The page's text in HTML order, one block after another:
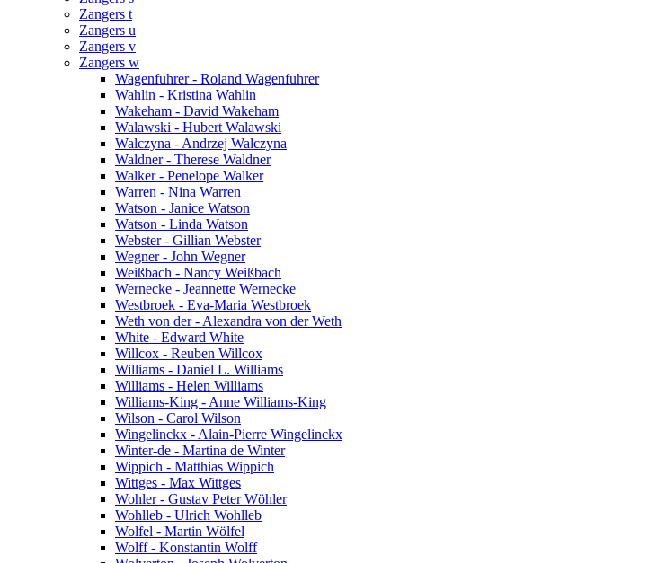
Zangers t
Zangers u
Zangers v
Zangers w
Wagenfuhrer - Roland Wagenfuhrer
Wahlin - Kristina Wahlin
Wakeham - David Wakeham
Walawski - Hubert Walawski
Walczyna - Andrzej Walczyna
Waldner - Therese Waldner
Walker - Penelope Walker
Warren - Nina Warren
Watson - Janice Watson
Watson - Linda Watson
Webster - Gillian Webster
Wegner - John Wegner
Weißbach - Nancy Weißbach
Wernecke - Jeannette Wernecke
Westbroek - Eva-Maria Westbroek
Weth von der - Alexandra von der Weth
White - Edward White
Willcox - Reuben Willcox
Williams - Daniel L. Williams
Williams - Helen Williams
Williams-King - Anne Williams-King
Wilson - Carol Wilson
Wingelinckx - Alain-Pierre Wingelinckx
Winter-de - Martina de Winter
Wippich - Matthias Wippich
Wittges - Max Wittges
Wohler - Gustav Peter Wöhler
Wohlleb - Ulrich Wohlleb
Wolfel - Martin Wölfel
Wolff - Konstantin Wolff